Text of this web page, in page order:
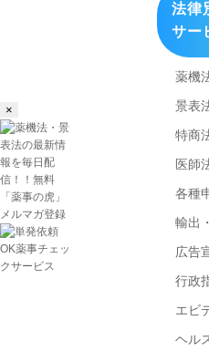
×
法律
サー
薬機
景表
特商
医師
各種
輸出
広告
行政
エビ
ヘル